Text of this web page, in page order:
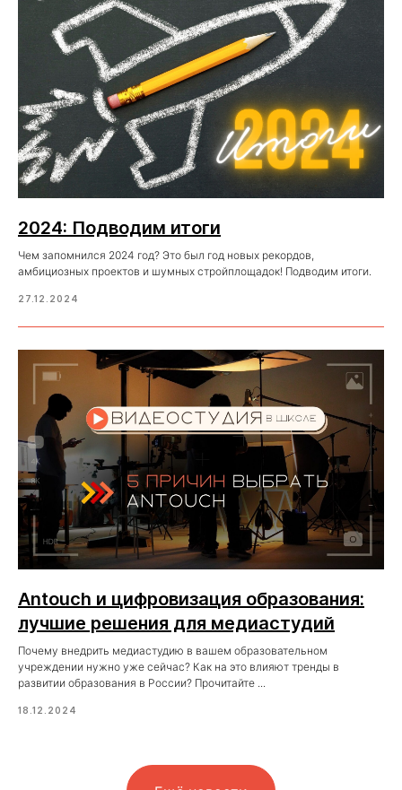
2024: Подводим итоги
Чем запомнился 2024 год? Это был год новых рекордов,
амбициозных проектов и шумных стройплощадок! Подводим итоги.
27.12.2024
Antouch и цифровизация образования:
лучшие решения для медиастудий
Почему внедрить медиастудию в вашем образовательном
учреждении нужно уже сейчас? Как на это влияют тренды в
развитии образования в России? Прочитайте ...
18.12.2024